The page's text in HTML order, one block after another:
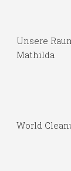
Unsere
Mathilda
World